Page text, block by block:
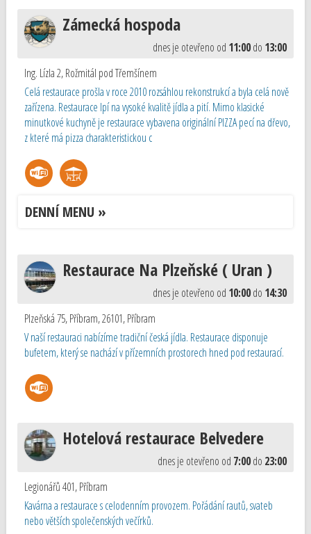
Zámecká hospoda
dnes je otevřeno od 11:00do 13:00
Ing. Lízla 2,Rožmitál pod Třemšínem
Celá restaurace prošla v roce 2010 rozsáhlou rekonstrukcí a byla celá nově
zařízena. Restaurace lpí na vysoké kvalitě jídla a pití. Mimo klasické
minutkové kuchyně je restaurace vybavena originální PIZZA pecí na dřevo,
z které má pizza charakteristickou c
DENNÍ MENU »
Restaurace Na Plzeňské ( Uran )
dnes je otevřeno od 10:00do 14:30
Plzeňská 75, Příbram, 26101,Příbram
V naší restauraci nabízíme tradiční česká jídla. Restaurace disponuje
bufetem, který se nachází v přízemních prostorech hned pod restaurací.
Hotelová restaurace Belvedere
dnes je otevřeno od 7:00do 23:00
Legionářů 401,Příbram
Kavárna a restaurace s celodenním provozem. Pořádání rautů, svateb
nebo větších společenských večírků.